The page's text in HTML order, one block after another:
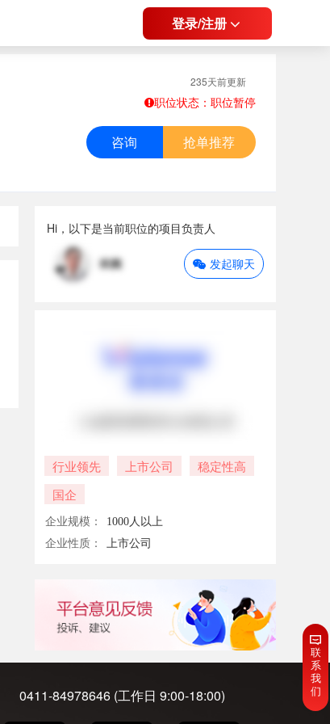
登录/注册
235天前更新
职位状态：职位暂停
咨询 抢单推荐
Hi，以下是当前职位的项目负责人
发起聊天
行业领先 上市公司
稳定性高
国企
企业规模： 1000人以上
企业性质： 上市公司
0411-84978646 (工作日 9:00-18:00)
联
系
我
们